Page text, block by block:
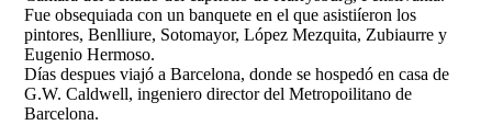
Fue obsequiada con un banquete en el que asistiíeron los
pintores, Benlliure, Sotomayor, López Mezquita, Zubiaurre y
Eugenio Hermoso.
Días despues viajó a Barcelona, donde se hospedó en casa de
G.W. Caldwell, ingeniero director del Metropoilitano de
Barcelona.